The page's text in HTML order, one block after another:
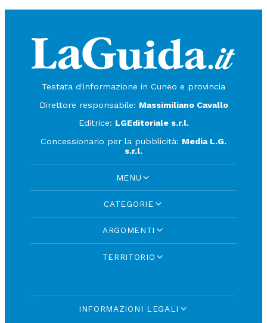
Testata d'informazione in Cuneo e provincia
Direttore responsabile: Massimiliano Cavallo
Editrice: LGEditoriale s.r.l.
Concessionario per la pubblicità: Media L.G.
s.r.l.
MENU
CATEGORIE
ARGOMENTI
TERRITORIO
INFORMAZIONI LEGALI